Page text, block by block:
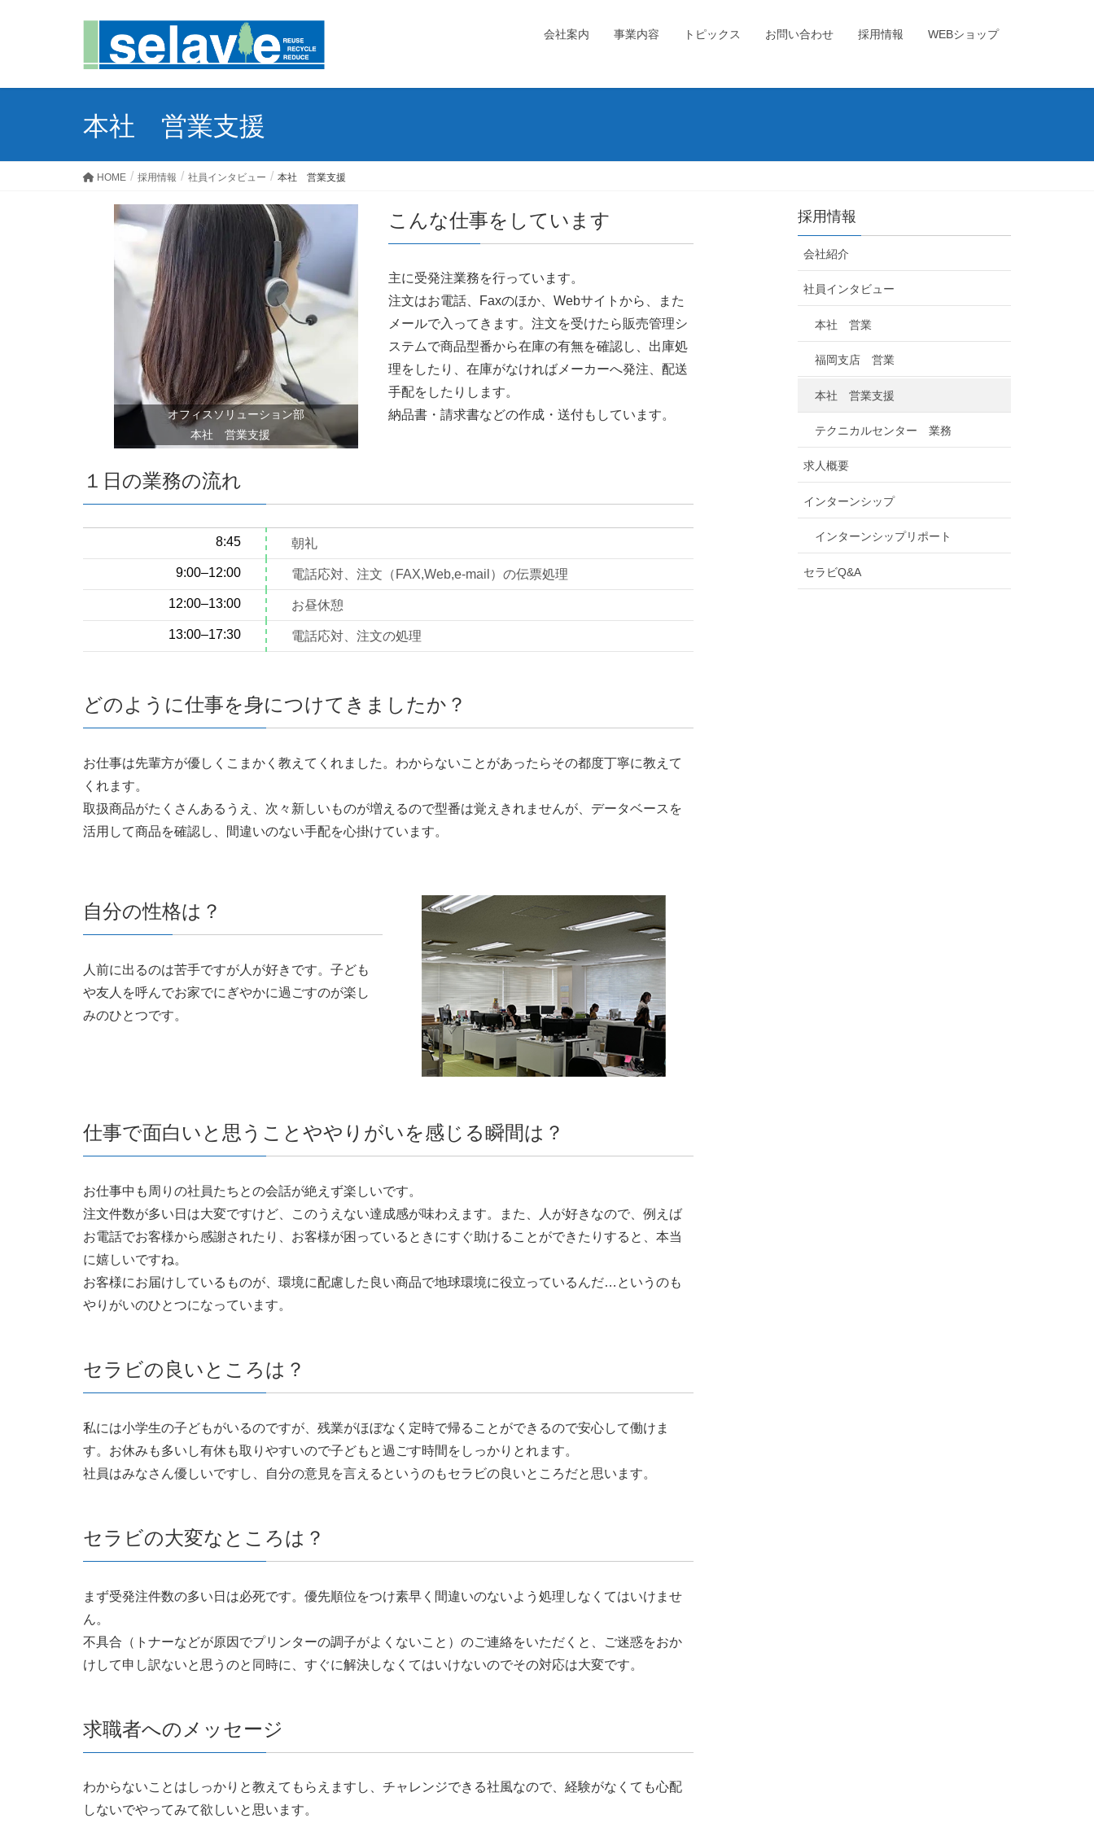
会社案内 事業内容 トピックス お問い合わせ 採用情報 WEBショップ
本社 営業支援
HOME 採用情報 社員インタビュー 本社 営業支援
オフィスソリューション部
本社 営業支援
こんな仕事をしています
主に受発注業務を行っています。
注文はお電話、Faxのほか、Webサイトから、また
メールで入ってきます。注文を受けたら販売管理シ
ステムで商品型番から在庫の有無を確認し、出庫処
理をしたり、在庫がなければメーカーへ発注、配送
手配をしたりします。
納品書・請求書などの作成・送付もしています。
１日の業務の流れ
8:45 朝礼
9:00–12:00 電話応対、注文（FAX,Web,e-mail）の伝票処理
12:00–13:00 お昼休憩
13:00–17:30 電話応対、注文の処理
どのように仕事を身につけてきましたか？
お仕事は先輩方が優しくこまかく教えてくれました。わからないことがあったらその都度丁寧に教えて
くれます。
取扱商品がたくさんあるうえ、次々新しいものが増えるので型番は覚えきれませんが、データベースを
活用して商品を確認し、間違いのない手配を心掛けています。
自分の性格は？
人前に出るのは苦手ですが人が好きです。子ども
や友人を呼んでお家でにぎやかに過ごすのが楽し
みのひとつです。
仕事で面白いと思うことややりがいを感じる瞬間は？
お仕事中も周りの社員たちとの会話が絶えず楽しいです。
注文件数が多い日は大変ですけど、このうえない達成感が味わえます。また、人が好きなので、例えば
お電話でお客様から感謝されたり、お客様が困っているときにすぐ助けることができたりすると、本当
に嬉しいですね。
お客様にお届けしているものが、環境に配慮した良い商品で地球環境に役立っているんだ…というのも
やりがいのひとつになっています。
セラビの良いところは？
私には小学生の子どもがいるのですが、残業がほぼなく定時で帰ることができるので安心して働けま
す。お休みも多いし有休も取りやすいので子どもと過ごす時間をしっかりとれます。
社員はみなさん優しいですし、自分の意見を言えるというのもセラビの良いところだと思います。
セラビの大変なところは？
まず受発注件数の多い日は必死です。優先順位をつけ素早く間違いのないよう処理しなくてはいけませ
ん。
不具合（トナーなどが原因でプリンターの調子がよくないこと）のご連絡をいただくと、ご迷惑をおか
けして申し訳ないと思うのと同時に、すぐに解決しなくてはいけないのでその対応は大変です。
求職者へのメッセージ
わからないことはしっかりと教えてもらえますし、チャレンジできる社風なので、経験がなくても心配
しないでやってみて欲しいと思います。
採用情報
会社紹介
社員インタビュー
本社 営業
福岡支店 営業
本社 営業支援
テクニカルセンター 業務
求人概要
インターンシップ
インターンシップリポート
セラビQ&A